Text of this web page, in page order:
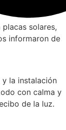
solares,
informaron de
la instalación
con calma y
de la luz.